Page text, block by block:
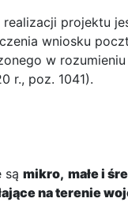
projektu
wniosku
w
r., poz. 1041).
są mikro, małe i
na terenie